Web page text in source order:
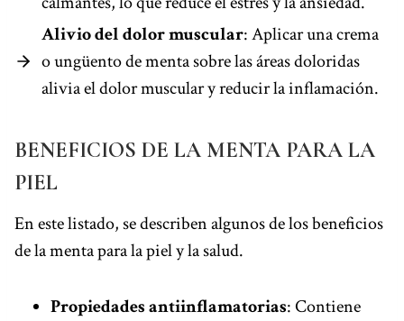
Alivio del dolor muscular: Aplicar una crema
o ungüento de menta sobre las áreas doloridas
alivia el dolor muscular y reducir la inflamación.
BENEFICIOS DE LA MENTA PARA LA
PIEL
En este listado, se describen algunos de los beneficios
de la menta para la piel y la salud.
Propiedades antiinflamatorias: Contiene